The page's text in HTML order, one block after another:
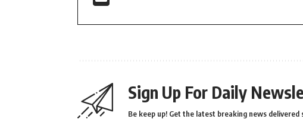
Sign Up For Daily
Be keep up! Get the latest breaking news